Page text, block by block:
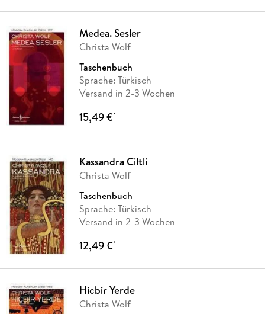
Medea. Sesler
Christa Wolf
Taschenbuch
Sprache: Türkisch
Versand in 2-3 Wochen
15,49 €*
Kassandra Ciltli
Christa Wolf
Taschenbuch
Sprache: Türkisch
Versand in 2-3 Wochen
12,49 €*
Hicbir Yerde
Christa Wolf